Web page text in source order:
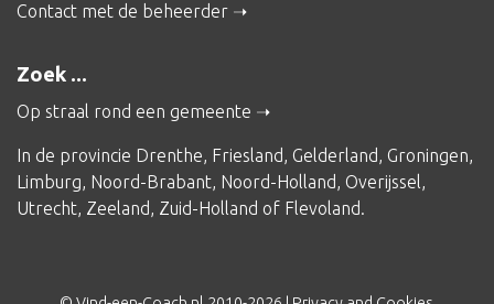
Contact met de beheerder
Zoek ...
Op straal rond een gemeente
In de provincie Drenthe, Friesland, Gelderland, Groningen,
Limburg, Noord-Brabant, Noord-Holland, Overijssel,
Utrecht, Zeeland, Zuid-Holland of Flevoland.